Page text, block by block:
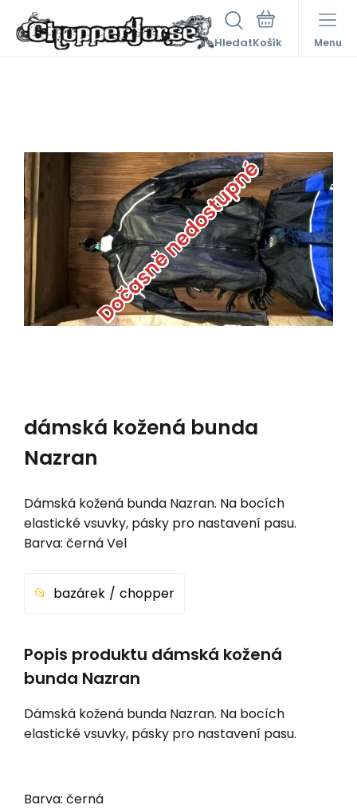
Hledat Menu
Dočasně nedostupné
dámská kožená bunda
Nazran
Dámská kožená bunda Nazran. Na bocích
elastické vsuvky, pásky pro nastavení pasu.
Barva: černá Vel
bazárek chopper
Popis produktu dámská kožená
bunda Nazran
Dámská kožená bunda Nazran. Na bocích
elastické vsuvky, pásky pro nastavení pasu.
Barva: černá